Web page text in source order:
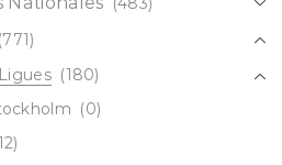
(771)
(180)
(0)